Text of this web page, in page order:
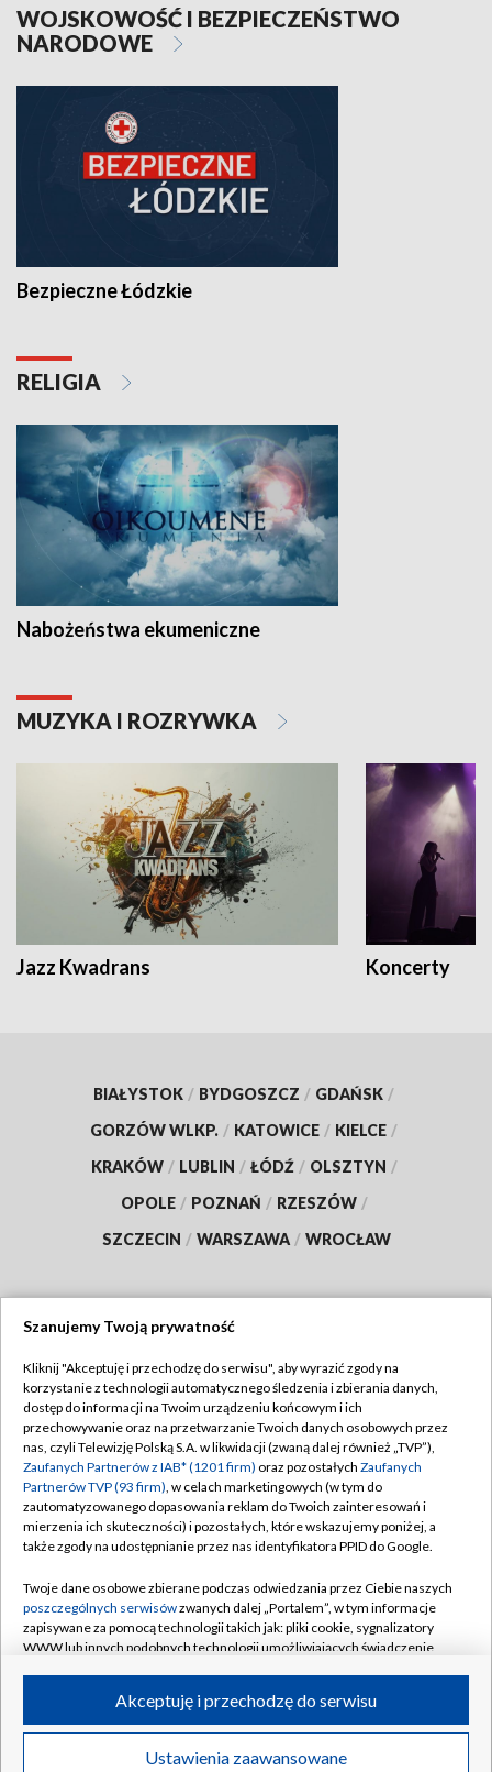
WOJSKOWOŚĆ I BEZPIECZEŃSTWO
NARODOWE
Bezpieczne Łódzkie
RELIGIA
Nabożeństwa ekumeniczne
MUZYKA I ROZRYWKA
Jazz Kwadrans Koncerty
BIAŁYSTOK / BYDGOSZCZ / GDAŃSK /
GORZÓW WLKP. / KATOWICE / KIELCE /
KRAKÓW / LUBLIN / ŁÓDŹ / OLSZTYN /
OPOLE / POZNAŃ / RZESZÓW /
SZCZECIN / WARSZAWA / WROCŁAW
TVP
Abonament TVP
Emisja w TVP
Centrum informacji TVP
Naziemna Telewizja Cyfrowa
Rada Programowa
System NOS
Informacje o nadawcy
Program dla prasy
Regulamin TVP
Polityka prywatności
Moje zgody
Pomoc
Kontakt
Kanały
©2026 Telewizja Polska S.A. w likwidacji
Szanujemy Twoją prywatność
Kliknij "Akceptuję i przechodzę do serwisu", aby wyrazić zgody na
korzystanie z technologii automatycznego śledzenia i zbierania danych,
dostęp do informacji na Twoim urządzeniu końcowym i ich
przechowywanie oraz na przetwarzanie Twoich danych osobowych przez
nas, czyli Telewizję Polską S.A. w likwidacji (zwaną dalej również „TVP”),
Zaufanych Partnerów z IAB* (1201 firm) oraz pozostałych Zaufanych
Partnerów TVP (93 firm), w celach marketingowych (w tym do
zautomatyzowanego dopasowania reklam do Twoich zainteresowań i
mierzenia ich skuteczności) i pozostałych, które wskazujemy poniżej, a
także zgody na udostępnianie przez nas identyfikatora PPID do Google.
Twoje dane osobowe zbierane podczas odwiedzania przez Ciebie naszych
poszczególnych serwisówzwanych dalej „Portalem”, w tym informacje
zapisywane za pomocą technologii takich jak: pliki cookie, sygnalizatory
WWW lub innych podobnych technologii umożliwiających świadczenie
ruchu w Internecie.
Twoje dane osobowe zbierane podczas odwiedzania przez Ciebie
poszczególnych serwisówna Portalu, takie jak adresy IP, identyfikatory
Ustawienia zaawansowane
Akceptuję i przechodzę do serwisu